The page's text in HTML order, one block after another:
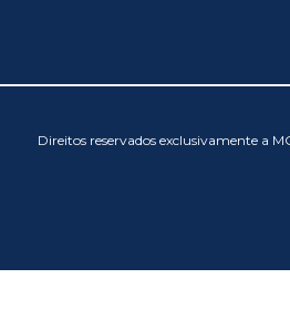
Direitos reservados exclusivamente a